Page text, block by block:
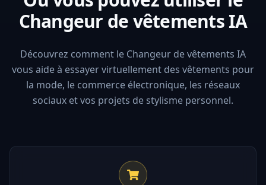
Changeur de vêtements IA
Découvrez comment le Changeur de vêtements IA
vous aide à essayer virtuellement des vêtements pour
la mode, le commerce électronique, les réseaux
sociaux et vos projets de stylisme personnel.